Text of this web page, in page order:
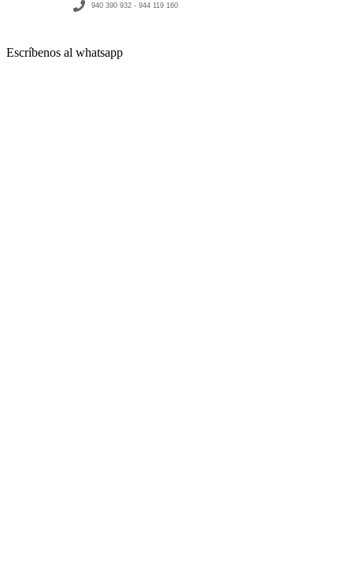
940 390 932 - 944 119 160
Escríbenos al whatsapp